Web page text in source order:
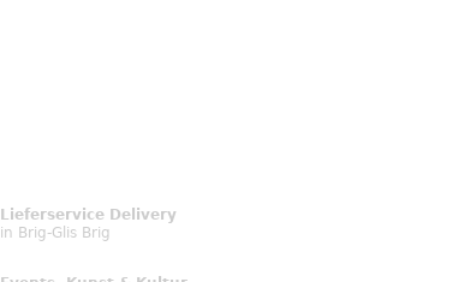
Lieferservice Delivery
in Brig-Glis Brig